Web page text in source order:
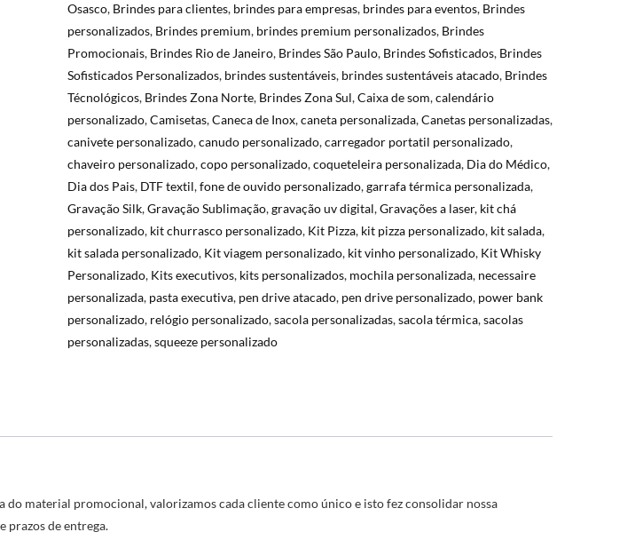
Osasco, Brindes para clientes, brindes para empresas, brindes para eventos, Brindes
personalizados, Brindes premium, brindes premium personalizados, Brindes
Promocionais, Brindes Rio de Janeiro, Brindes São Paulo, Brindes Sofisticados, Brindes
Sofisticados Personalizados, brindes sustentáveis, brindes sustentáveis atacado, Brindes
Técnológicos, Brindes Zona Norte, Brindes Zona Sul,Caixa de som,calendário
personalizado,Camisetas,Caneca de Inox,caneta personalizada,Canetas personalizadas,
canivete personalizado,canudo personalizado,carregador portatil personalizado,
chaveiro personalizado,copo personalizado,coqueteleira personalizada, Dia do Médico,
Dia dos Pais, DTF textil,fone de ouvido personalizado,garrafa térmica personalizada,
Gravação Silk,Gravação Sublimação,gravação uv digital,Gravações a laser, kit chá
personalizado, kit churrasco personalizado, Kit Pizza, kit pizza personalizado, kit salada,
kit salada personalizado, Kit viagem personalizado, kit vinho personalizado, Kit Whisky
Personalizado, Kits executivos, kits personalizados, mochila personalizada, necessaire
personalizada, pasta executiva, pen drive atacado, pen drive personalizado, power bank
personalizado, relógio personalizado,sacola personalizadas,sacola térmica,sacolas
personalizadas,squeeze personalizado
material promocional, valorizamos cada cliente como único e isto fez consolidar nossa
prazos de entrega.